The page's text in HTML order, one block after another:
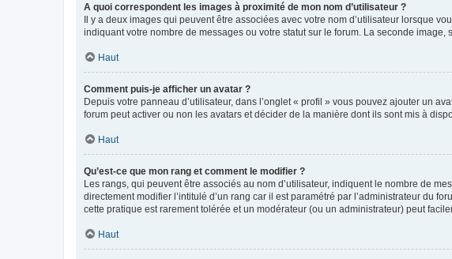
A quoi correspondent les images à proximité de mon nom d’utilisateur ?
Il y a deux images qui peuvent être associées avec votre nom d’utilisateur lorsque
indiquant votre nombre de messages ou votre statut sur le forum. La seconde
Haut
Comment puis-je afficher un avatar ?
Depuis votre panneau d’utilisateur, dans l’onglet « profil » vous pouvez ajouter un
forum peut activer ou non les avatars et décider de la manière dont ils sont mis à
Haut
Qu’est-ce que mon rang et comment le modifier ?
Les rangs, qui peuvent être associés au nom d’utilisateur, indiquent le nombre de
directement modifier l’intitulé d’un rang car il est paramétré par l’administrateur du
cette pratique est rarement tolérée et un modérateur (ou un administrateur) peut
Haut